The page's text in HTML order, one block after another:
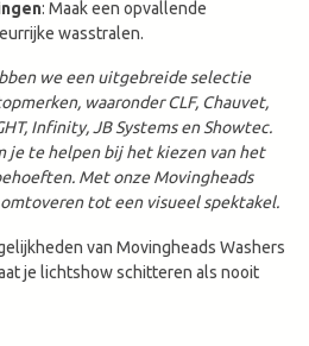
: Maak een opvallende
wasstralen.
we een uitgebreide selectie
waaronder CLF, Chauvet,
Infinity, JB Systems en Showtec.
je te helpen bij het kiezen van het
Met onze Movingheads
tot een visueel spektakel.
van Movingheads Washers
je lichtshow schitteren als nooit